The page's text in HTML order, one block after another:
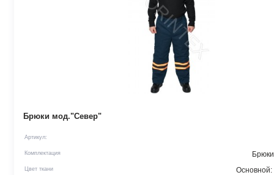
Брюки мод."Север"
Артикул:
Комплектация
Цвет ткани Основной: